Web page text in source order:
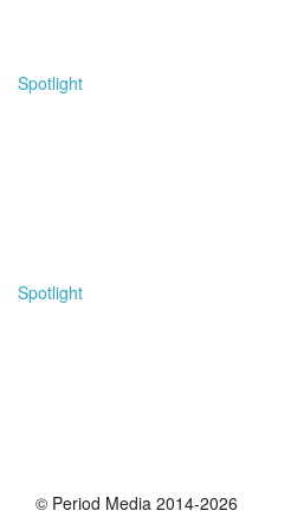
Spotlight
Spotlight
© Period Media 2014-2026